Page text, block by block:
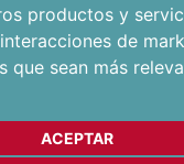
productos y
de
que sean más
ACEPTAR